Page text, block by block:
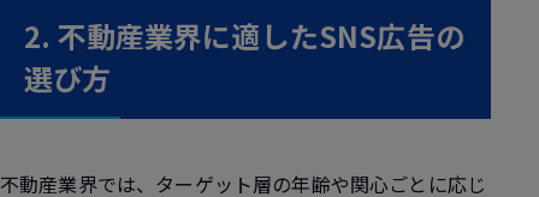
2. 不動産業界に適したSNS広告の
選び方
不動産業界では、ターゲット層の年齢や関心ごとに応じ